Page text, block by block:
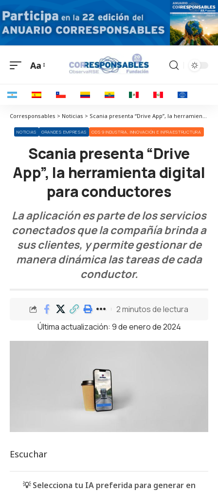
Aa
Corresponsables > Noticias > Scania presenta “Drive App”, la herramienta digital para conductores
NOTICIAS GRANDES EMPRESAS ODS 9 INDUSTRIA, INNOVACIÓN E INFRAESTRUCTURA
Scania presenta “Drive
App”, la herramienta digital
para conductores
La aplicación es parte de los servicios
conectados que la compañía brinda a
sus clientes, y permite gestionar de
manera dinámica las tareas de cada
conductor.
Última actualización: 9 de enero de 2024
2 minutos de lectura
Escuchar
💡 Selecciona tu IA preferida para generar en